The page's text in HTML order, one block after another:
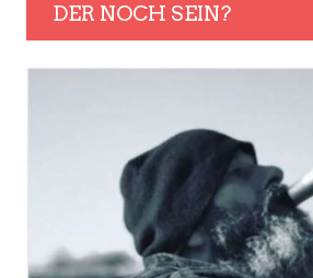
DER NOCH SEIN?